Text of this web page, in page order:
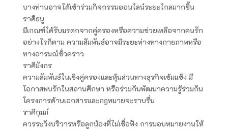
บางท่านอาจได้เข้าร่วมกิจกรรมออนไลน์ระยะไกลมากขึ้น
ราศีธนู
มีเกณฑ์ได้รับมรดกจากคู่ครองหรือความช่วยเหลือจากคนรัก
อย่างไรก็ตาม ความสัมพันธ์อาจมีระยะห่างทางกายภาพหรือ
ทางอารมณ์ชั่วคราว
ราศีมังกร
ความสัมพันธ์ในเชิงคู่ครองและหุ้นส่วนทางธุรกิจเข้มแข็ง มี
โอกาสพบรักในสถานศึกษา หรือร่วมกันพัฒนาความรู้ร่วมกัน
โครงการด้านเอกสารและกฎหมายจะราบรื่น
ราศีกุมภ์
ควรระวังบริวารหรือลูกน้องที่ไม่เชื่อฟัง การมอบหมายงานให้